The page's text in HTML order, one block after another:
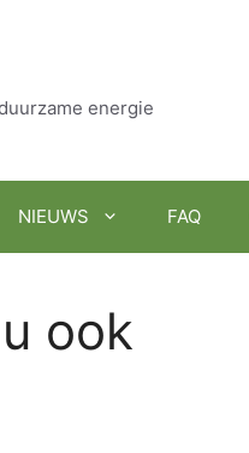
energie
NIEUWS FAQ
ook